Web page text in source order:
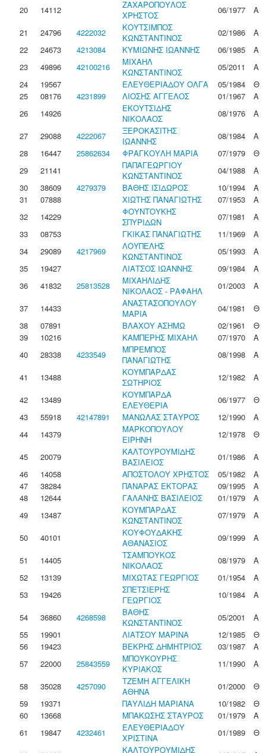
20
14112
ΖΑΧΑΡΟΠΟΥΛΟΣ
ΧΡΗΣΤΟΣ
06/1977
Α
21
24796 4222032
ΚΟΥΤΣΙΜΠΟΣ
ΚΩΝΣΤΑΝΤΙΝΟΣ
02/1986
Α
22
24673 4213084 ΚΥΜΙΩΝΗΣ ΙΩΑΝΝΗΣ 06/1985
Α
23
49896 42100216
ΜΙΧΑΗΛ
ΚΩΝΣΤΑΝΤΙΝΟΣ
05/2011
Α
24
19567 ΕΛΕΥΘΕΡΙΑΔΟΥ ΟΛΓΑ 05/1984
Θ
25
08176 4231899 ΛΙΟΣΗΣ ΑΓΓΕΛΟΣ 01/1967
Α
26
14926
ΕΚΟΥΤΣΙΔΗΣ
ΝΙΚΟΛΑΟΣ
08/1976
Α
27
29088 4222067
ΞΕΡΟΚΑΣΙΤΗΣ
ΙΩΑΝΝΗΣ
08/1984
Α
28
16447 25862634 ΦΡΑΓΚΟΥΛΗ ΜΑΡΙΑ 07/1979
Θ
29
21141
ΠΑΠΑΓΕΩΡΓΙΟΥ
ΚΩΝΣΤΑΝΤΙΝΟΣ
04/1988
Α
30
38609 4279379 ΒΑΘΗΣ ΙΣΙΔΩΡΟΣ 10/1994
Α
31
07888 ΧΙΩΤΗΣ ΠΑΝΑΓΙΩΤΗΣ 07/1953
Α
32
14229
ΦΟΥΝΤΟΥΚΗΣ
ΣΠΥΡΙΔΩΝ
07/1981
Α
33
08753 ΓΚΙΚΑΣ ΠΑΝΑΓΙΩΤΗΣ 11/1969
Α
34
29089 4217969
ΛΟΥΠΕΛΗΣ
ΚΩΝΣΤΑΝΤΙΝΟΣ
05/1993
Α
35
19427 ΛΙΑΤΣΟΣ ΙΩΑΝΝΗΣ 09/1984
Α
36
41832 25813528
ΜΙΧΑΗΛΙΔΗΣ
ΝΙΚΟΛΑΟΣ - ΡΑΦΑΗΛ
01/2003
Α
37
14433
ΑΝΑΣΤΑΣΟΠΟΥΛΟΥ
ΜΑΡΙΑ
04/1981
Θ
38
07891 ΒΛΑΧΟΥ ΑΣΗΜΩ 02/1961
Θ
39
10216 ΚΑΜΠΕΡΗΣ ΜΙΧΑΗΛ 07/1970
Α
40
28338 4233549
ΜΠΡΕΜΠΟΣ
ΠΑΝΑΓΙΩΤΗΣ
08/1998
Α
41
13488
ΚΟΥΜΠΑΡΔΑΣ
ΣΩΤΗΡΙΟΣ
12/1982
Α
42
13489
ΚΟΥΜΠΑΡΔΑ
ΕΛΕΥΘΕΡΙΑ
06/1977
Θ
43
55918 42147891 ΜΑΝΩΛΑΣ ΣΤΑΥΡΟΣ 12/1990
Α
44
14379
ΜΑΡΚΟΠΟΥΛΟΥ
ΕΙΡΗΝΗ
12/1978
Θ
45
20079
ΚΑΛΤΟΥΡΟΥΜΙΔΗΣ
ΒΑΣΙΛΕΙΟΣ
01/1986
Α
46
14058 ΑΠΟΣΤΟΛΟΥ ΧΡΗΣΤΟΣ 05/1982
Α
47
38284 ΠΑΝΑΡΑΣ ΕΚΤΟΡΑΣ 09/1995
Α
48
12644 ΓΑΛΑΝΗΣ ΒΑΣΙΛΕΙΟΣ 01/1979
Α
49
13487
ΚΟΥΜΠΑΡΔΑΣ
ΚΩΝΣΤΑΝΤΙΝΟΣ
07/1979
Α
50
40101
ΚΟΥΦΟΥΔΑΚΗΣ
ΑΘΑΝΑΣΙΟΣ
09/1999
Α
51
14405
ΤΣΑΜΠΟΥΚΟΣ
ΝΙΚΟΛΑΟΣ
08/1979
Α
52
13139 ΜΙΧΩΤΑΣ ΓΕΩΡΓΙΟΣ 01/1954
Α
53
19426
ΣΠΕΤΣΙΕΡΗΣ
ΓΕΩΡΓΙΟΣ
10/1984
Α
54
36860 4268598
ΒΑΘΗΣ
ΚΩΝΣΤΑΝΤΙΝΟΣ
05/2001
Α
55
19901 ΛΙΑΤΣΟΥ ΜΑΡΙΝΑ 12/1985
Θ
56
19423 ΒΕΚΡΗΣ ΔΗΜΗΤΡΙΟΣ 03/1987
Α
57
22000 25843559
ΜΠΟΥΚΟΥΡΗΣ
ΚΥΡΙΑΚΟΣ
11/1990
Α
58
35028 4257090
ΤΖΕΜΗ ΑΓΓΕΛΙΚΗ
ΑΘΗΝΑ
01/2000
Θ
59
19371 ΠΑΥΛΙΔΗ ΜΑΡΙΑΝΑ 10/1982
Θ
60
13668 ΜΠΑΚΩΣΗΣ ΣΤΑΥΡΟΣ 01/1979
Α
61
19847 4232461
ΕΛΕΥΘΕΡΙΑΔΟΥ
ΧΡΙΣΤΙΝΑ
01/1989
Θ
ΚΑΛΤΟΥΡΟΥΜΙΔΗΣ